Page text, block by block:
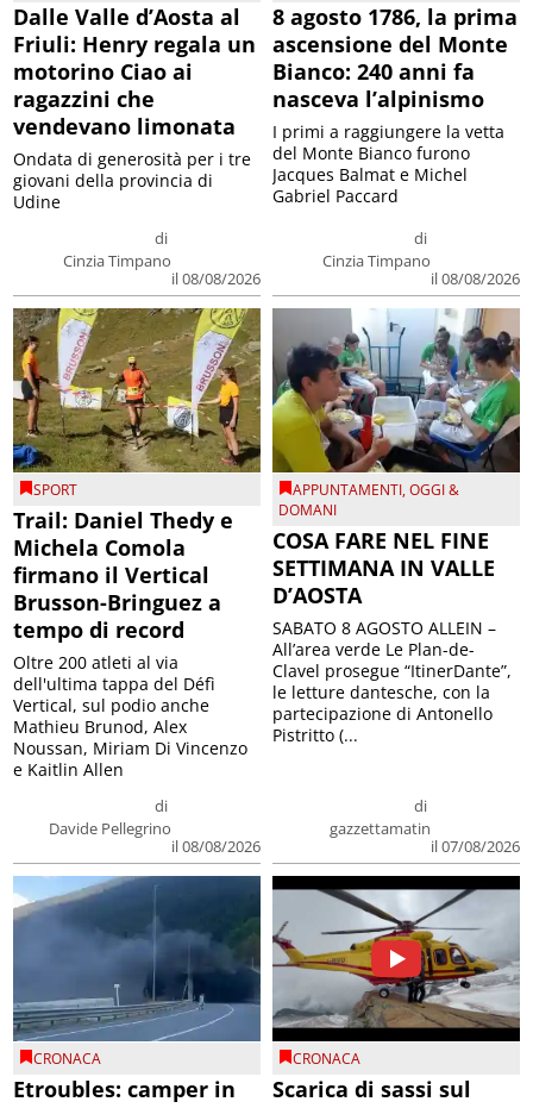
Dalle Valle d’Aosta al
Friuli: Henry regala un
motorino Ciao ai
ragazzini che
vendevano limonata
di
Cinzia Timpano
il 08/08/2026
Ondata di generosità per i tre
giovani della provincia di
Udine
8 agosto 1786, la prima
ascensione del Monte
Bianco: 240 anni fa
nasceva l’alpinismo
di
Cinzia Timpano
il 08/08/2026
I primi a raggiungere la vetta
del Monte Bianco furono
Jacques Balmat e Michel
Gabriel Paccard
SPORT
Trail: Daniel Thedy e
Michela Comola
firmano il Vertical
Brusson-Bringuez a
tempo di record
di
Davide Pellegrino
il 08/08/2026
Oltre 200 atleti al via
dell'ultima tappa del Défì
Vertical, sul podio anche
Mathieu Brunod, Alex
Noussan, Miriam Di Vincenzo
e Kaitlin Allen
APPUNTAMENTI,OGGI &
DOMANI
COSA FARE NEL FINE
SETTIMANA IN VALLE
D’AOSTA
di
gazzettamatin
il 07/08/2026
SABATO 8 AGOSTO ALLEIN –
All’area verde Le Plan-de-
Clavel prosegue “ItinerDante”,
le letture dantesche, con la
partecipazione di Antonello
Pistritto (...
CRONACA
Etroubles: camper in
CRONACA
Scarica di sassi sul